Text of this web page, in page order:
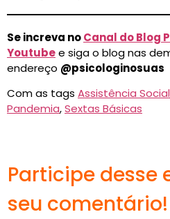
Se increva noCanal do Blog
Youtubee siga o blog nas
endereço @psicologinosuas
Com as tags Assistência Social
Pandemia,Sextas Básicas
Participe desse
seu comentário!